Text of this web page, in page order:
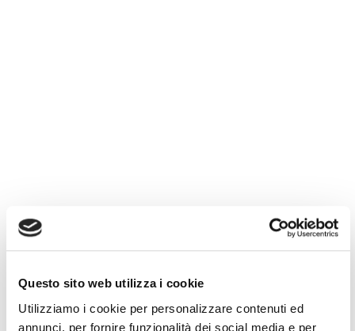
Questo sito web utilizza i cookie
Utilizziamo i cookie per personalizzare contenuti ed
annunci, per fornire funzionalità dei social media e per